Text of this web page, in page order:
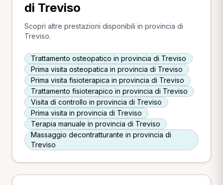
di Treviso
Scopri altre prestazioni disponibili in provincia di
Treviso.
Trattamento osteopatico in provincia di Treviso
Prima visita osteopatica in provincia di Treviso
Prima visita fisioterapica in provincia di Treviso
Trattamento fisioterapico in provincia di Treviso
Visita di controllo in provincia di Treviso
Prima visita in provincia di Treviso
Terapia manuale in provincia di Treviso
Massaggio decontratturante in provincia di
Treviso